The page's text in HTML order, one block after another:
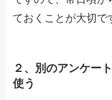
ておくことが大切で
２、別のアンケー
使う